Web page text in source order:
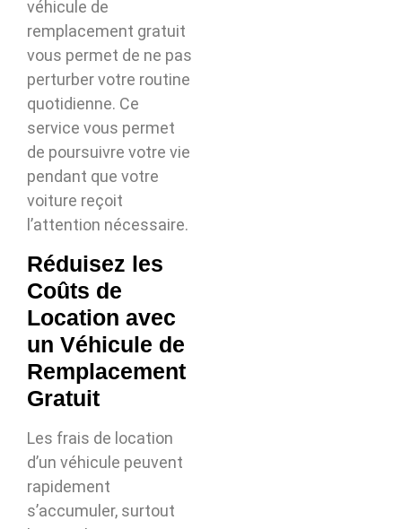
véhicule de
remplacement gratuit
vous permet de ne pas
perturber votre routine
quotidienne. Ce
service vous permet
de poursuivre votre vie
pendant que votre
voiture reçoit
l’attention nécessaire.
Réduisez les
Coûts de
Location avec
un Véhicule de
Remplacement
Gratuit
Les frais de location
d’un véhicule peuvent
rapidement
s’accumuler, surtout